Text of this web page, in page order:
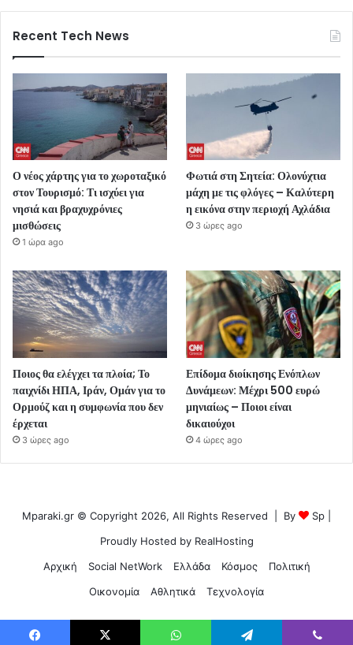
Recent Tech News
Ο νέος χάρτης για το χωροταξικό
στον Τουρισμό: Τι ισχύει για
νησιά και βραχυχρόνιες
μισθώσεις
1 ώρα ago
Φωτιά στη Σητεία: Ολονύχτια
μάχη με τις φλόγες – Καλύτερη
η εικόνα στην περιοχή Αχλάδια
3 ώρες ago
Ποιος θα ελέγχει τα πλοία; Το
παιχνίδι ΗΠΑ, Ιράν, Ομάν για το
Ορμούζ και η συμφωνία που δεν
έρχεται
3 ώρες ago
Επίδομα διοίκησης Ενόπλων
Δυνάμεων: Μέχρι 500 ευρώ
μηνιαίως – Ποιοι είναι
δικαιούχοι
4 ώρες ago
Mparaki.gr © Copyright 2026, All Rights Reserved | By Sp
Proudly Hosted by RealHosting
Αρχική
Social NetWork Ελλάδα Κόσμος
Πολιτική
Οικονομία
Αθλητικά Τεχνολογία